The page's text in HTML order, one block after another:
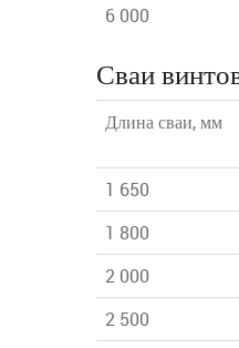
6 000
Сваи
Длина сваи, мм
1 650
1 800
2 000
2 500